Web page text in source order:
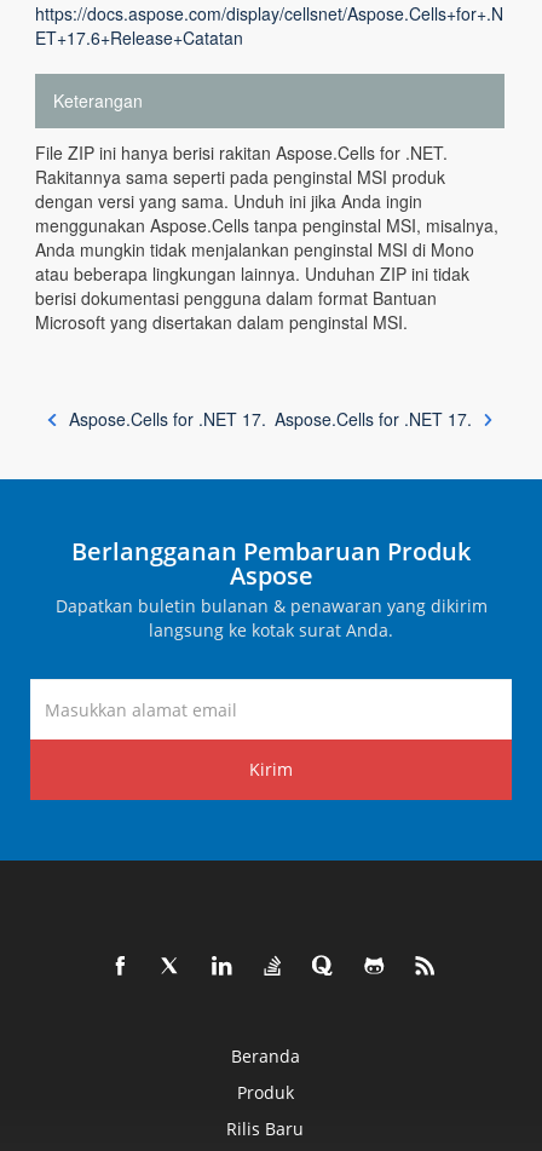
https://docs.aspose.com/display/cellsnet/Aspose.Cells+for+.N
ET+17.6+Release+Catatan
Keterangan
File ZIP ini hanya berisi rakitan Aspose.Cells for .NET.
Rakitannya sama seperti pada penginstal MSI produk
dengan versi yang sama. Unduh ini jika Anda ingin
menggunakan Aspose.Cells tanpa penginstal MSI, misalnya,
Anda mungkin tidak menjalankan penginstal MSI di Mono
atau beberapa lingkungan lainnya. Unduhan ZIP ini tidak
berisi dokumentasi pengguna dalam format Bantuan
Microsoft yang disertakan dalam penginstal MSI.
Aspose.Cells for .NET 17. Aspose.Cells for .NET 17.
Berlangganan Pembaruan Produk
Aspose
Dapatkan buletin bulanan & penawaran yang dikirim
langsung ke kotak surat Anda.
Kirim
Beranda
Produk
Rilis Baru